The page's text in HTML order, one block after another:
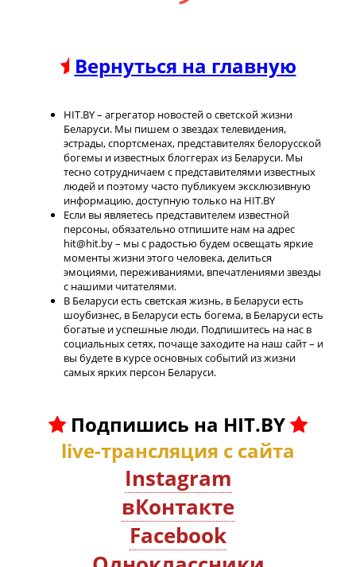
Вернуться на главную
HIT.BY – агрегатор новостей о светской жизни
Беларуси. Мы пишем о звездах телевидения,
эстрады, спортсменах, представителях белорусской
богемы и известных блоггерах из Беларуси. Мы
тесно сотрудничаем с представителями известных
людей и поэтому часто публикуем эксклюзивную
информацию, доступную только на HIT.BY
Если вы являетесь представителем известной
персоны, обязательно отпишите нам на адрес
hit@hit.by – мы с радостью будем освещать яркие
моменты жизни этого человека, делиться
эмоциями, переживаниями, впечатлениями звезды
с нашими читателями.
В Беларуси есть светская жизнь, в Беларуси есть
шоубизнес, в Беларуси есть богема, в Беларуси есть
богатые и успешные люди. Подпишитесь на нас в
социальных сетях, почаще заходите на наш сайт – и
вы будете в курсе основных событий из жизни
самых ярких персон Беларуси.
Подпишись на HIT.BY
live-трансляция с сайта
Instagram
вКонтакте
Facebook